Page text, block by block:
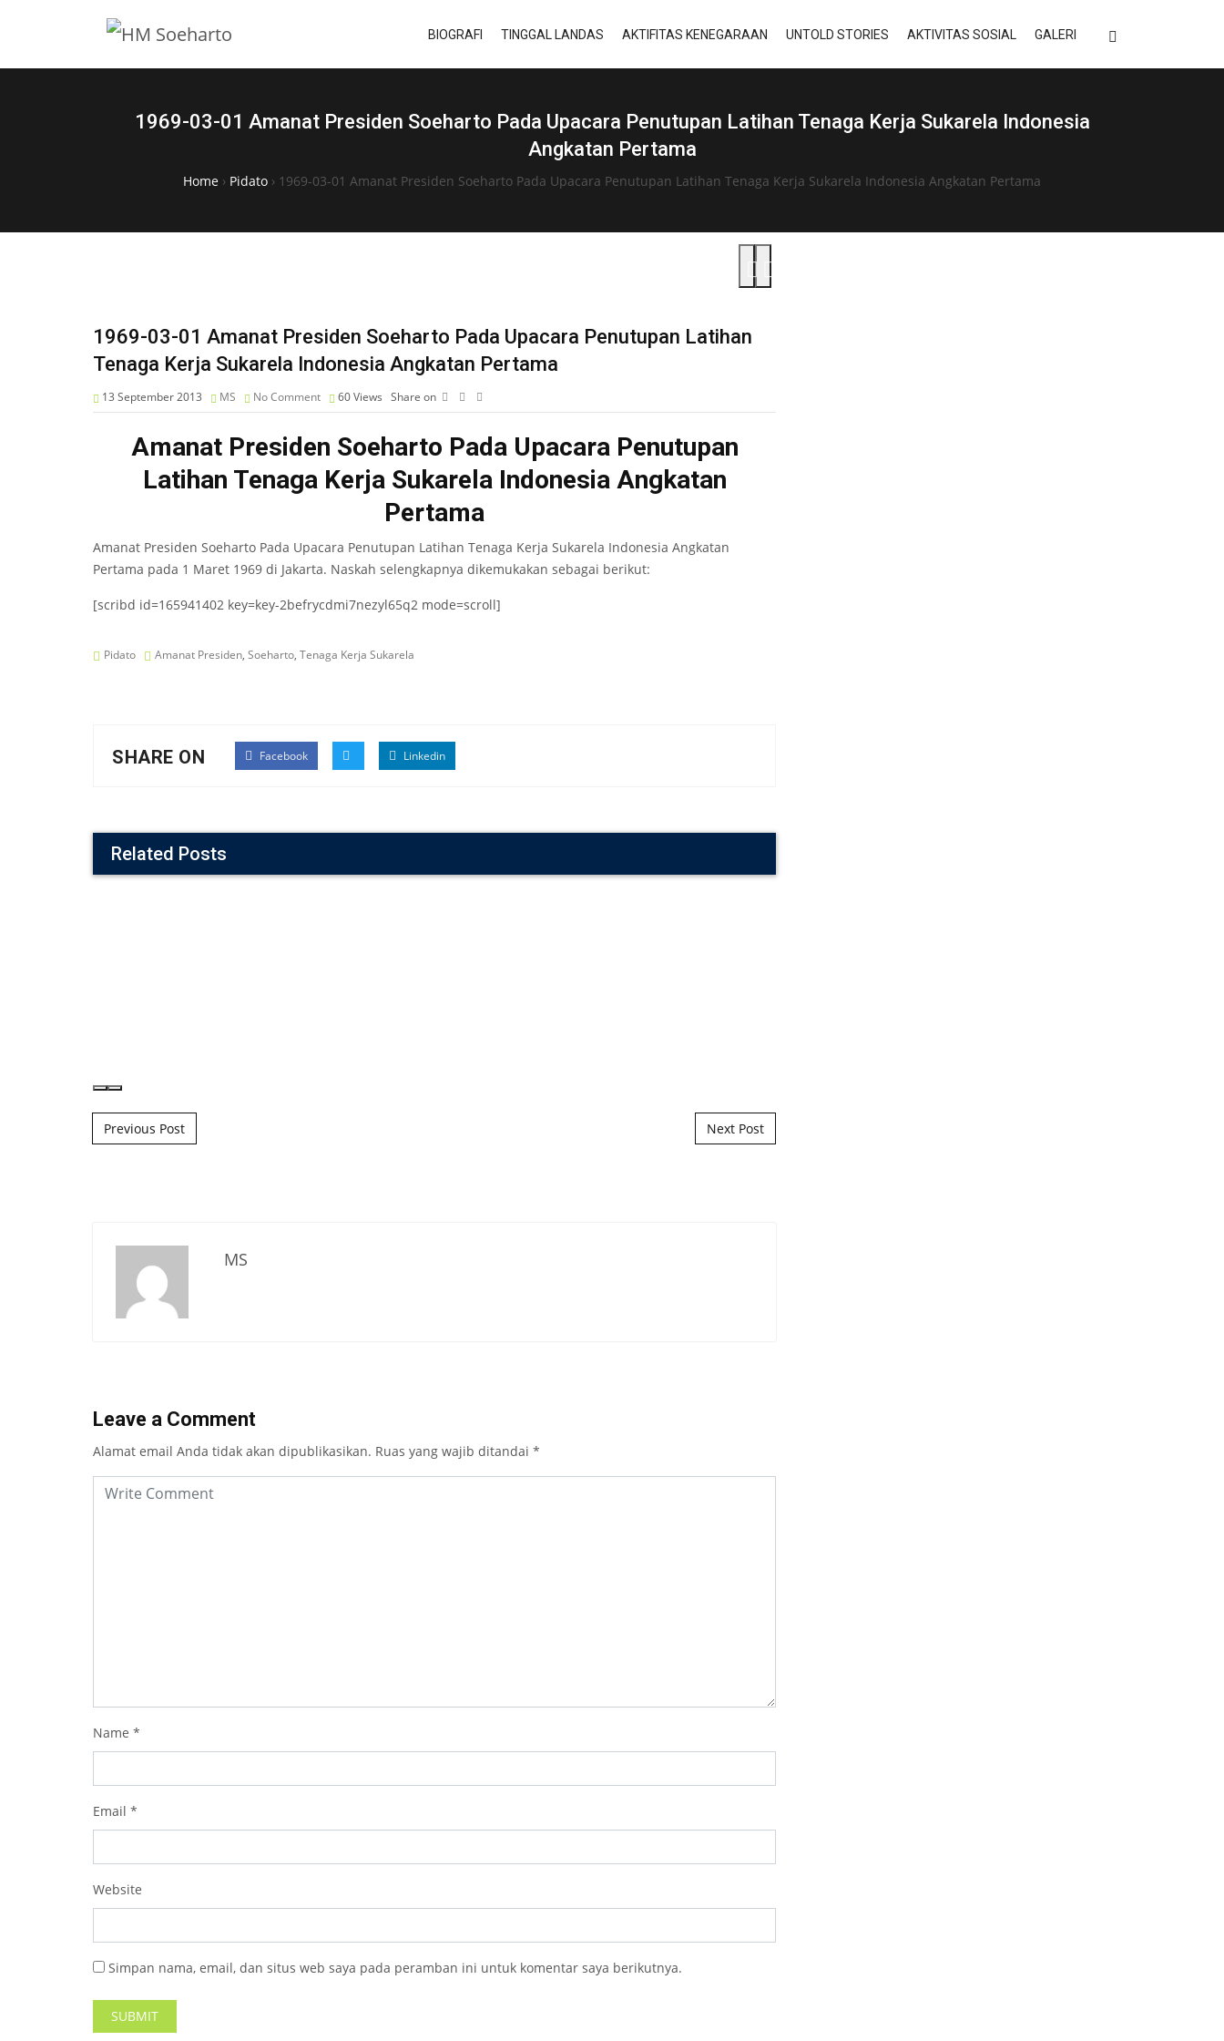
BIOGRAFI TINGGAL LANDAS AKTIFITAS KENEGARAAN UNTOLD STORIES AKTIVITAS SOSIAL GALERI
1969-03-01 Amanat Presiden Soeharto Pada Upacara Penutupan Latihan Tenaga Kerja Sukarela Indonesia
Angkatan Pertama
Home › Pidato › 1969-03-01 Amanat Presiden Soeharto Pada Upacara Penutupan Latihan Tenaga Kerja Sukarela Indonesia Angkatan Pertama
1969-03-01 Amanat Presiden Soeharto Pada Upacara Penutupan Latihan
Tenaga Kerja Sukarela Indonesia Angkatan Pertama
13 September 2013 MS No Comment 60Views Share on
Amanat Presiden Soeharto Pada Upacara Penutupan
Latihan Tenaga Kerja Sukarela Indonesia Angkatan
Pertama
Amanat Presiden Soeharto Pada Upacara Penutupan Latihan Tenaga Kerja Sukarela Indonesia Angkatan
Pertama pada 1 Maret 1969 di Jakarta. Naskah selengkapnya dikemukakan sebagai berikut:
[scribd id=165941402 key=key-2befrycdmi7nezyl65q2 mode=scroll]
Pidato Amanat Presiden, Soeharto, Tenaga Kerja Sukarela
SHARE ON Facebook Linkedin
Related Posts
Post navigation
Previous Post Next Post
MS
Leave a Comment
Alamat email Anda tidak akan dipublikasikan. Ruas yang wajib ditandai *
Name *
Email *
Website
Simpan nama, email, dan situs web saya pada peramban ini untuk komentar saya berikutnya.